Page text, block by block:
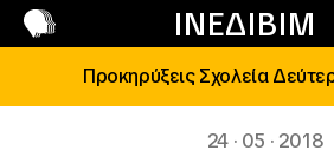
ΙΝΕΔΙΒΙΜ
Προκηρύξεις Σχολεία
24 · 05 · 2018